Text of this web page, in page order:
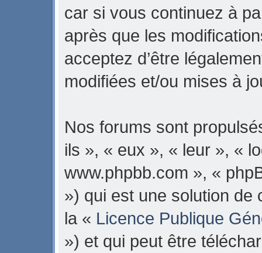
car si vous continuez à
après que les
acceptez d’être
modifiées et/ou mises à
Nos forums sont
ils », « eux », « leur », «
www.phpbb.com », «
») qui est une solution de
la « Licence Publique
») et qui peut être